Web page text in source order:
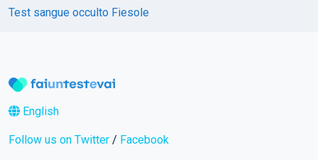
Test sangue occulto Fiesole
English
Follow us on Twitter / Facebook